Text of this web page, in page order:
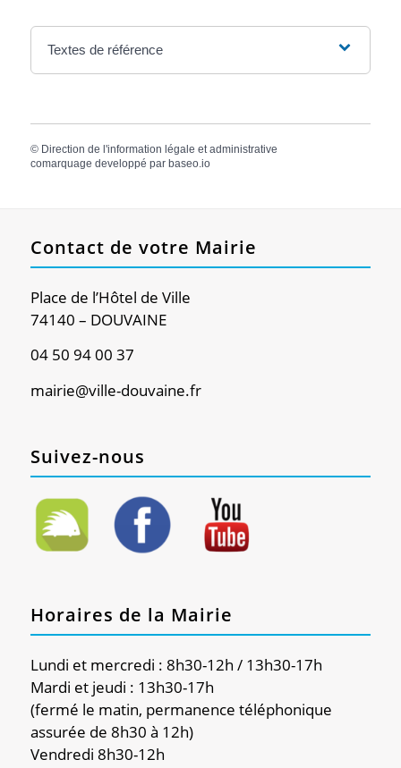
Textes de référence
© Direction de l'information légale et administrative
comarquage developpé par baseo.io
Contact de votre Mairie
Place de l’Hôtel de Ville
74140 – DOUVAINE
04 50 94 00 37
mairie@ville-douvaine.fr
Suivez-nous
Horaires de la Mairie
Lundi et mercredi : 8h30-12h / 13h30-17h
Mardi et jeudi : 13h30-17h
(fermé le matin, permanence téléphonique
assurée de 8h30 à 12h)
Vendredi 8h30-12h